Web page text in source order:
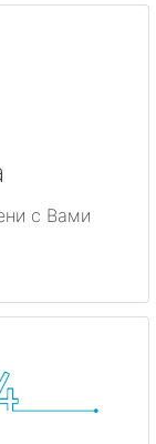
с Вами